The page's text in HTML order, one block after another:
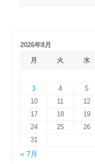
2026年8月
月
火 水
3
4 5
10
11 12
17
18 19
24
25 26
31
« 7月